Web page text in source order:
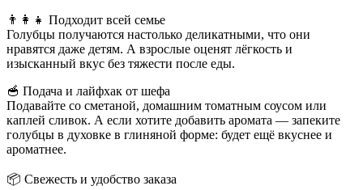
👨‍👩‍👧 Подходит всей семье
Голубцы получаются настолько деликатными, что они
нравятся даже детям. А взрослые оценят лёгкость и
изысканный вкус без тяжести после еды.
🥣 Подача и лайфхак от шефа
Подавайте со сметаной, домашним томатным соусом или
каплей сливок. А если хотите добавить аромата — запеките
голубцы в духовке в глиняной форме: будет ещё вкуснее и
ароматнее.
📦 Свежесть и удобство заказа